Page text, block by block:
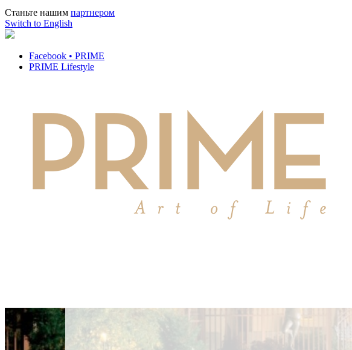
Станьте нашим партнером
Switch to English
Facebook • PRIME
PRIME Lifestyle